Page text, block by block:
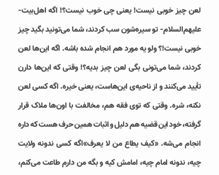
لعن چیز خوبی نیست! یعنی چی خوب نیست؟! اگه اهل‌بیت-
علیهم‌السلام- تو سیره‌شون سب کردند، شما می‌تونید بگید چیز
خوبی نیست!؟ ولو یه مورد هم انجام شده باشه. اگه این‌ها لعن
کردند، شما می‌تونی بگی لعن چیز بدیه؟! وقتی که این‌ها دارن
تأييد می‌کنند و از ناحیه‌ی این‌هاست، یعنی خیره. اگه کسی لعن
نکنه، شره. وقتی که توی فقه هم، مخالفت با اون‌ها ملاک قرار
گرفته، خود این قضیه هم دلیل و اثبات همین حرف هست که داره
انجام می‌شه. «كيف يطاع من لا يعرف»اگه کسی ندونه ولایت
چیه، ندونه امام چیه، امامش کیه و بگه من دارم طاعت می‌کنم،